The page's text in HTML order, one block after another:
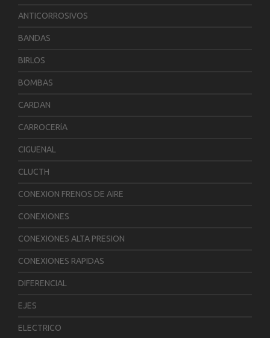
ANTICORROSIVOS
BANDAS
BIRLOS
BOMBAS
CARDAN
CARROCERíA
CIGUENAL
CLUCTH
CONEXION FRENOS DE AIRE
CONEXIONES
CONEXIONES ALTA PRESION
CONEXIONES RAPIDAS
DIFERENCIAL
EJES
ELECTRICO